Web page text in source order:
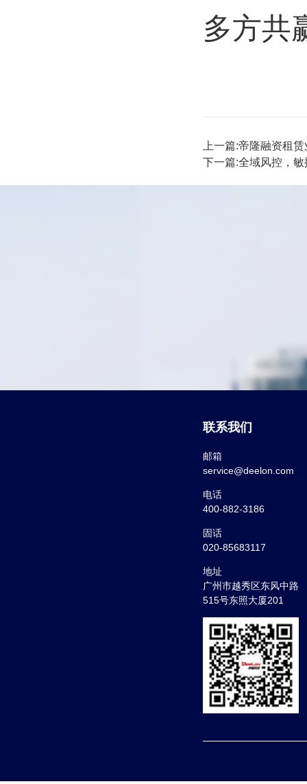
多方共
上一篇:帝隆融资租
下一篇:全域风控，敏
联系我们
邮箱
service@deelon.com
电话
400-882-3186
固话
020-85683117
地址
广州市越秀区东风中路
515号东照大厦201